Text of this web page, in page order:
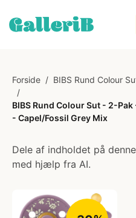
Forside / BIBS Rund Colour
/
BIBS Rund Colour Sut - 2-
- Capel/Fossil Grey Mix
Dele af indholdet på
med hjælp fra AI.